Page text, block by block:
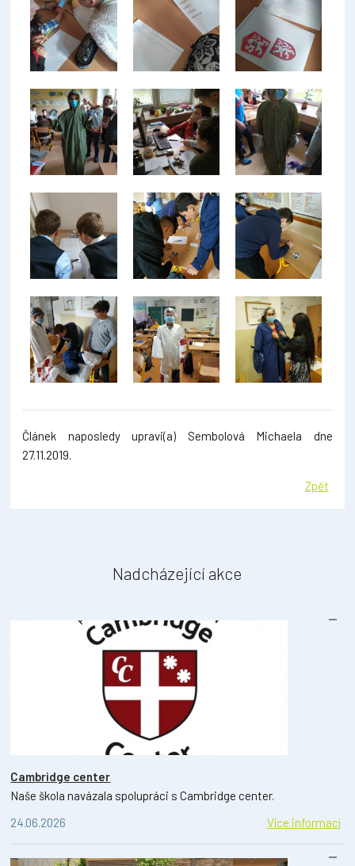
Článek naposledy upravi(a) Sembolová Michaela dne
27.11.2019.
Zpět
Nadcházející akce
Cambridge center
Naše škola navázala spolupráci s Cambridge center.
24.06.2026
Více informací